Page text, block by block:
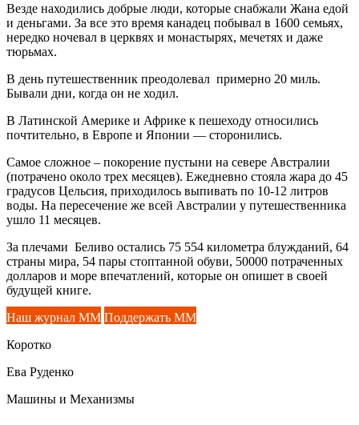
Везде находились добрые люди, которые снабжали Жана едой
и деньгами. За все это время канадец побывал в 1600 семьях,
нередко ночевал в церквях и монастырях, мечетях и даже
тюрьмах.
В день путешественник преодолевал примерно 20 миль.
Бывали дни, когда он не ходил.
В Латинской Америке и Африке к пешеходу относились
почтительно, в Европе и Японии — сторонились.
Самое сложное – покорение пустыни на севере Австралии
(потрачено около трех месяцев). Ежедневно стояла жара до 45
градусов Цельсия, приходилось выпивать по 10-12 литров
воды. На пересечение же всей Австралии у путешественника
ушло 11 месяцев.
За плечами Беливо остались 75 554 километра блужданий, 64
страны мира, 54 пары стоптанной обуви, 50000 потраченных
долларов и море впечатлений, которые он опишет в своей
будущей книге.
Наш журнал ММ Поддержать ММ
Коротко
Ева Руденко
Машины и Механизмы